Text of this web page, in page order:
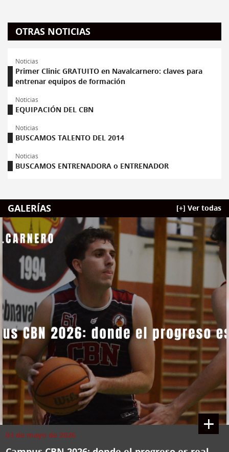
OTRAS NOTICIAS
Noticias
Primer Clinic GRATUITO en Navalcarnero: claves para
entrenar equipos de formación
Noticias
EQUIPACIÓN DEL CBN
Noticias
BUSCAMOS TALENTO DEL 2014
Noticias
BUSCAMOS ENTRENADORA o ENTRENADOR
GALERÍAS [+] Ver todas
+
03 de mayo de 2026